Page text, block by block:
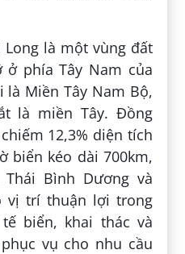
là một vùng đất
phía Tây Nam của
là Miền Tây Nam Bộ,
là miền Tây. Đồng
12,3% diện tích
biển kéo dài 700km,
Bình Dương và
vị trí thuận lợi trong
biển, khai thác và
vụ cho nhu cầu